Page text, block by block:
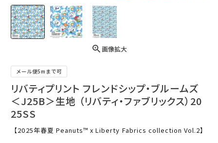
画像拡大
メール便5mまで可
リバティプリント フレンドシップ・ブルームズ
＜J25B＞生地 （リバティ・ファブリックス）20
25SS
【2025年春夏 Peanuts™ x Liberty Fabrics collection Vol.2】